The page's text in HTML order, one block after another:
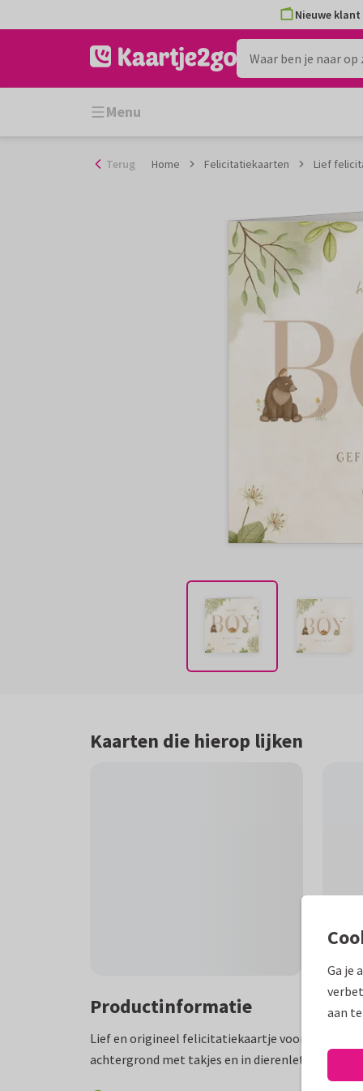
naar
Nieuwe
Menu
Terug Home Felicitatiekaarten Lief
Kaarten die hierop lijken
Productinformatie
Lief en origineel felicitatiekaartje voor een
achtergrond met takjes en in dierenletters staat
Ga je
aan